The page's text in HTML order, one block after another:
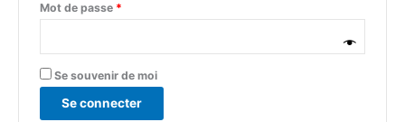
Mot de passe *
Se souvenir de moi
Se connecter